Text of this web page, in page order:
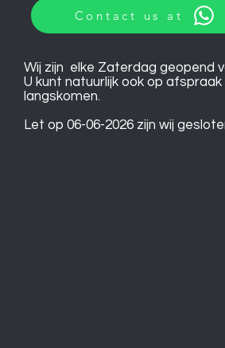
Contact us at
Wij zijn elke Zaterdag geopend
U kunt natuurlijk ook op
langskomen.
Let op 06-06-2026 zijn wij